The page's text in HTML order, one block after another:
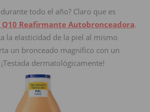
todo el año? Claro que es
Q10 Reafirmante Autobronceadora.
la elasticidad de la piel al mismo
un bronceado magnífico con un
dermatológicamente!